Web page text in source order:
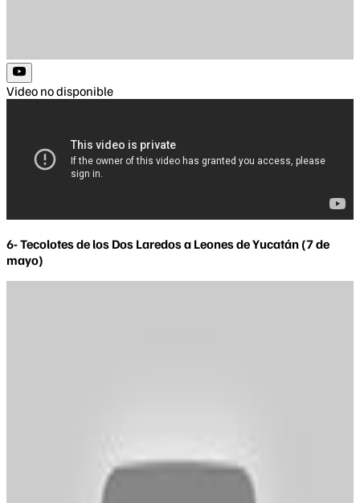
Video no disponible
6- Tecolotes de los Dos Laredos a Leones de Yucatán (7 de
mayo)